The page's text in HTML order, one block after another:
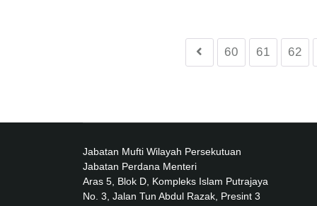
60 61 62
Jabatan Mufti Wilayah Persekutuan
Jabatan Perdana Menteri
Aras 5, Blok D, Kompleks Islam Putrajaya
No. 3, Jalan Tun Abdul Razak, Presint 3